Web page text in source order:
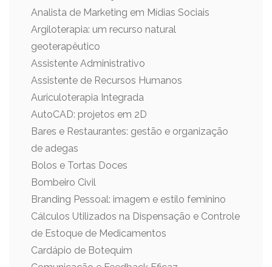
Analista de Marketing em Mídias Sociais
Argiloterapia: um recurso natural
geoterapêutico
Assistente Administrativo
Assistente de Recursos Humanos
Auriculoterapia Integrada
AutoCAD: projetos em 2D
Bares e Restaurantes: gestão e organização
de adegas
Bolos e Tortas Doces
Bombeiro Civil
Branding Pessoal: imagem e estilo feminino
Cálculos Utilizados na Dispensação e Controle
de Estoque de Medicamentos
Cardápio de Botequim